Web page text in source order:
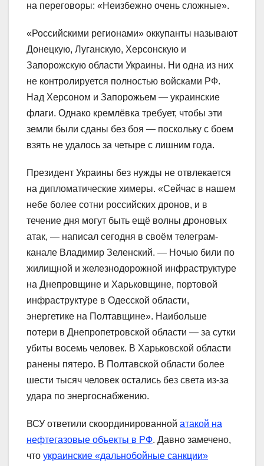
на переговоры: «Неизбежно очень сложные».
«Российскими регионами» оккупанты называют
Донецкую, Луганскую, Херсонскую и
Запорожскую области Украины. Ни одна из них
не контролируется полностью войсками РФ.
Над Херсоном и Запорожьем — украинские
флаги. Однако кремлёвка требует, чтобы эти
земли были сданы без боя — поскольку с боем
взять не удалось за четыре с лишним года.
Президент Украины без нужды не отвлекается
на дипломатические химеры. «Сейчас в нашем
небе более сотни российских дронов, и в
течение дня могут быть ещё волны дроновых
атак, — написал сегодня в своём телеграм-
канале Владимир Зеленский. — Ночью били по
жилищной и железнодорожной инфраструктуре
на Днепровщине и Харьковщине, портовой
инфраструктуре в Одесской области,
энергетике на Полтавщине». Наибольше
потери в Днепропетровской области — за сутки
убиты восемь человек. В Харьковской области
ранены пятеро. В Полтавской области более
шести тысяч человек остались без света из-за
удара по энергоснабжению.
ВСУ ответили скоординированной атакой на
нефтегазовые объекты в РФ. Давно замечено,
что украинские «дальнобойные санкции»